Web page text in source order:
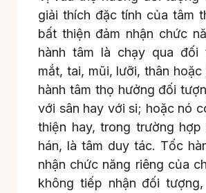
giải thích đặc tính của tâm
bất thiện đảm nhận chức
hành tâm là chạy qua đối
mắt, tai, mũi, lưỡi, thân
hành tâm thọ hưởng đối
với sân hay với si; hoặc nó
thiện hay, trong trường
hán, là tâm duy tác. Tốc
nhận chức năng riêng của
không tiếp nhận đối